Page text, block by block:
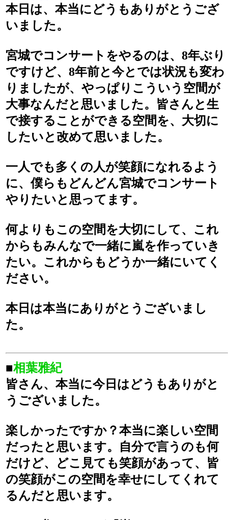
本日は、本当にどうもありがとうござ
いました。
宮城でコンサートをやるのは、8年ぶり
ですけど、8年前と今とでは状況も変わ
りましたが、やっぱりこういう空間が
大事なんだと思いました。皆さんと生
で接することができる空間を、大切に
したいと改めて思いました。
一人でも多くの人が笑顔になれるよう
に、僕らもどんどん宮城でコンサート
やりたいと思ってます。
何よりもこの空間を大切にして、これ
からもみんなで一緒に嵐を作っていき
たい。これからもどうか一緒にいてく
ださい。
本日は本当にありがとうございまし
た。
■相葉雅紀
皆さん、本当に今日はどうもありがと
うございました。
楽しかったですか？本当に楽しい空間
だったと思います。自分で言うのも何
だけど、どこ見ても笑顔があって、皆
の笑顔がこの空間を幸せにしてくれて
るんだと思います。